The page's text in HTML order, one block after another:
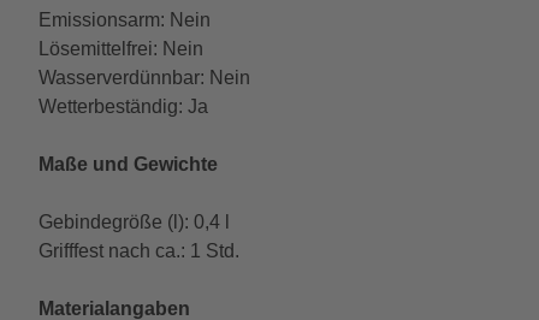
Emissionsarm: Nein
Lösemittelfrei: Nein
Wasserverdünnbar: Nein
Wetterbeständig: Ja
Maße und Gewichte
Gebindegröße (l): 0,4 l
Grifffest nach ca.: 1 Std.
Materialangaben